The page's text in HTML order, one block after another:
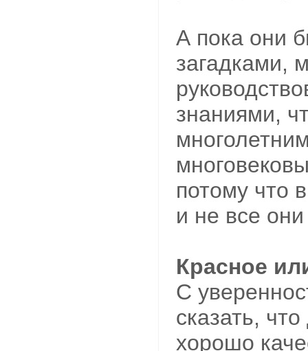
А пока они
загадками,
знаниями,
потому что
и не все
Красное
С
сказать,
хорошо